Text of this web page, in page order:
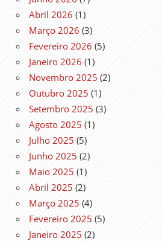
Abril 2026 (1)
Março 2026 (3)
Fevereiro 2026 (5)
Janeiro 2026 (1)
Novembro 2025 (2)
Outubro 2025 (1)
Setembro 2025 (3)
Agosto 2025 (1)
Julho 2025 (5)
Junho 2025 (2)
Maio 2025 (1)
Abril 2025 (2)
Março 2025 (4)
Fevereiro 2025 (5)
Janeiro 2025 (2)